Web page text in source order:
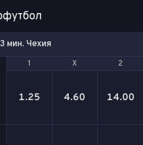
мин. Чехия
1 Х 2
1 Х 2
1.25 4.60 14.00